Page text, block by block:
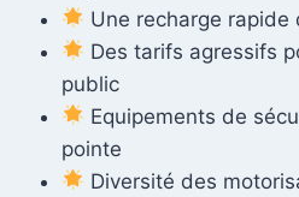
Une recharge
Des tarifs agressifs
public
Equipements de
pointe
Diversité des